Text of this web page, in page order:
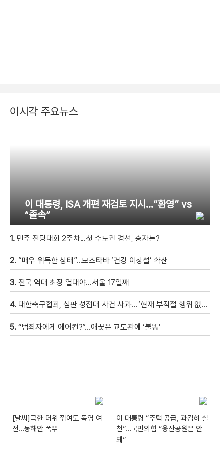
이시각 주요뉴스
이 대통령, ISA 개편 재검토 지시…“환영” vs
“졸속”
1. 민주 전당대회 2주차…첫 수도권 경선, 승자는?
2. “매우 위독한 상태”…모즈타바 ‘건강 이상설’ 확산
3. 전국 역대 최장 열대야…서울 17일째
4. 대한축구협회, 심판 성접대 사건 사과…“현재 부적절 행위 없어”
5. “범죄자에게 에어컨?”…애꿎은 교도관에 ‘불똥’
[날씨]극한 더위 꺾여도 폭염 여
전…동해안 폭우
이 대통령 “주택 공급, 과감히 실
천”…국민의힘 “용산공원은 안
돼”